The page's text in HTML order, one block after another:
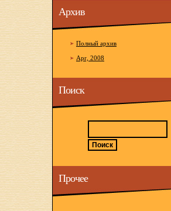
Архив
Полный архив
Apr, 2008
Поиск
Прочее